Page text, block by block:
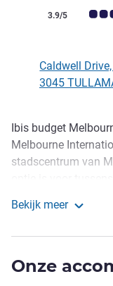
Avis-
3.9/5
Caldwell
3045
Ibis budget
Melbourne
stadscentrum van
beschikt over een
Het ibis budget
van Melbourne
Bekijk meer
Onze